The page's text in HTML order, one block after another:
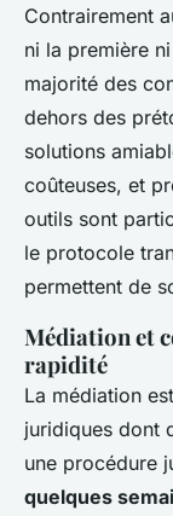
Contrairement
ni la première
majorité des
dehors des
solutions
coûteuses, et
outils sont
le protocole
permettent de
Médiation et
rapidité
La médiation
juridiques dont
une procédure
quelques